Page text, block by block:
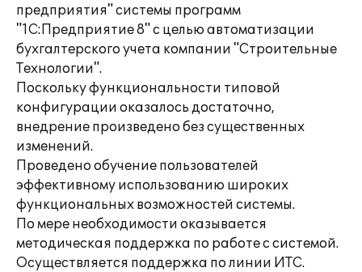
предприятия" системы программ
"1С:Предприятие 8" с целью автоматизации
бухгалтерского учета компании "Строительные
Технологии".
Поскольку функциональности типовой
конфигурации оказалось достаточно,
внедрение произведено без существенных
изменений.
Проведено обучение пользователей
эффективному использованию широких
функциональных возможностей системы.
По мере необходимости оказывается
методическая поддержка по работе с системой.
Осуществляется поддержка по линии ИТС.